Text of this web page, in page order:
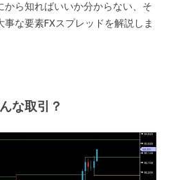
から知ればいいか分からない、そ
事な要素FXスプレッドを解説しま
な取引？